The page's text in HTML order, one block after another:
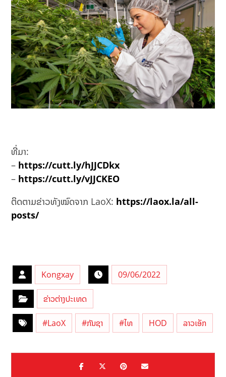
ທີ່ມາ:
– https://cutt.ly/hJJCDkx
– https://cutt.ly/vJJCKEO
ຕິດຕາມຂ່າວທັງໝົດຈາກ LaoX: https://laox.la/all-
posts/
Kongxay 09/06/2022
ຂ່າວຕ່າງປະເທດ
#LaoX #ກັນຊາ #ໄທ HOD ລາວເອັກ